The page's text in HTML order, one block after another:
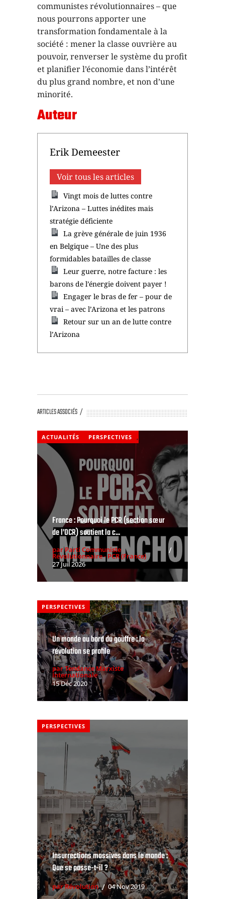
communistes révolutionnaires – que
nous pourrons apporter une
transformation fondamentale à la
société : mener la classe ouvrière au
pouvoir, renverser le système du profit
et planifier l’économie dans l’intérêt
du plus grand nombre, et non d’une
minorité.
Auteur
Erik Demeester
Voir tous les articles
Vingt mois de luttes contre
l’Arizona – Luttes inédites mais
stratégie déficiente
La grève générale de juin 1936
en Belgique – Une des plus
formidables batailles de classe
Leur guerre, notre facture : les
barons de l’énergie doivent payer !
Engager le bras de fer – pour de
vrai – avec l’Arizona et les patrons
Retour sur un an de lutte contre
l’Arizona
ARTICLES ASSOCIÉS
ACTUALITÉS PERSPECTIVES
France : Pourquoi le PCR (section sœur
de l’OCR) soutient la c...
par Parti Communiste
Révolutionnaire - PCR (France)
27 Juil 2026
PERSPECTIVES
Un monde au bord du gouffre : la
révolution se profile
par Tendance Marxiste
Internationale
15 Déc 2020
PERSPECTIVES
Insurrections massives dans le monde :
Que se passe-t-il ?
par Révolution 04 Nov 2019